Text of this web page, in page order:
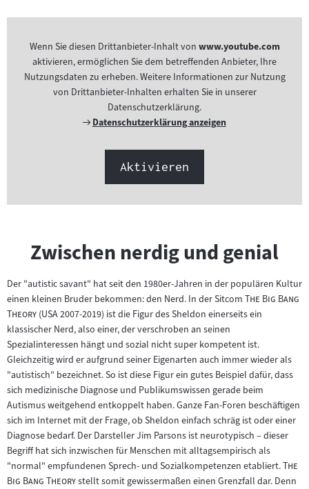
Wenn Sie diesen Drittanbieter-Inhalt von www.youtube.com
aktivieren, ermöglichen Sie dem betreffenden Anbieter, Ihre
Nutzungsdaten zu erheben. Weitere Informationen zur Nutzung
von Drittanbieter-Inhalten erhalten Sie in unserer
Datenschutzerklärung.
Externer
Datenschutzerklärung anzeigen
Aktivieren
Zwischen nerdig und genial
Der "autistic savant" hat seit den 1980er-Jahren in der populären Kultur
einen kleinen Bruder bekommen: den Nerd. In der Sitcom "
The Big Bang
Theory"(USA 2007-2019) ist die Figur des Sheldon einerseits ein
klassischer Nerd, also einer, der verschroben an seinen
Spezialinteressen hängt und sozial nicht super kompetent ist.
Gleichzeitig wird er aufgrund seiner Eigenarten auch immer wieder als
"autistisch" bezeichnet. So ist diese Figur ein gutes Beispiel dafür, dass
sich medizinische Diagnose und Publikumswissen gerade beim
Autismus weitgehend entkoppelt haben. Ganze Fan-Foren beschäftigen
sich im Internet mit der Frage, ob Sheldon einfach schräg ist oder einer
Diagnose bedarf. Der Darsteller Jim Parsons ist neurotypisch – dieser
Begriff hat sich inzwischen für Menschen mit alltagsempirisch als
"normal" empfundenen Sprech- und Sozialkompetenzen etabliert."
The
Big Bang Theory"stellt somit gewissermaßen einen Grenzfall dar. Denn